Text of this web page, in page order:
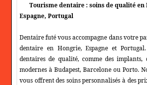
Tourisme dentaire : soins de qualité en
Espagne, Portugal
Dentaire futé vous accompagne dans votre
dentaire en Hongrie, Espagne et
dentaires de qualité, comme des implants,
modernes à Budapest, Barcelone ou Porto.
vous offrent des soins personnalisés à des